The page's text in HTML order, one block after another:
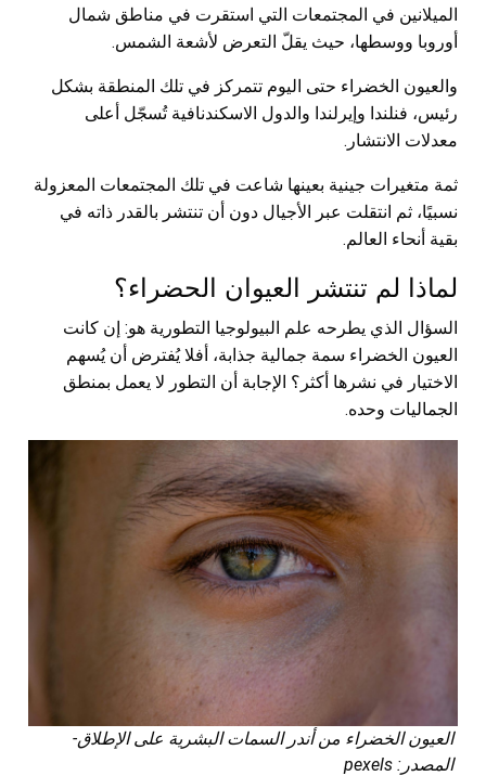
الميلانين في المجتمعات التي استقرت في مناطق شمال
أوروبا ووسطها، حيث يقلّ التعرض لأشعة الشمس.
والعيون الخضراء حتى اليوم تتمركز في تلك المنطقة بشكل
رئيس، فنلندا وإيرلندا والدول الاسكندنافية تُسجّل أعلى
معدلات الانتشار.
ثمة متغيرات جينية بعينها شاعت في تلك المجتمعات المعزولة
نسبيًا، ثم انتقلت عبر الأجيال دون أن تنتشر بالقدر ذاته في
بقية أنحاء العالم.
لماذا لم تنتشر العيوان الحضراء؟
السؤال الذي يطرحه علم البيولوجيا التطورية هو: إن كانت
العيون الخضراء سمة جمالية جذابة، أفلا يُفترض أن يُسهم
الاختيار في نشرها أكثر؟ الإجابة أن التطور لا يعمل بمنطق
الجماليات وحده.
العيون الخضراء من أندر السمات البشرية على الإطلاق-
المصدر: pexels